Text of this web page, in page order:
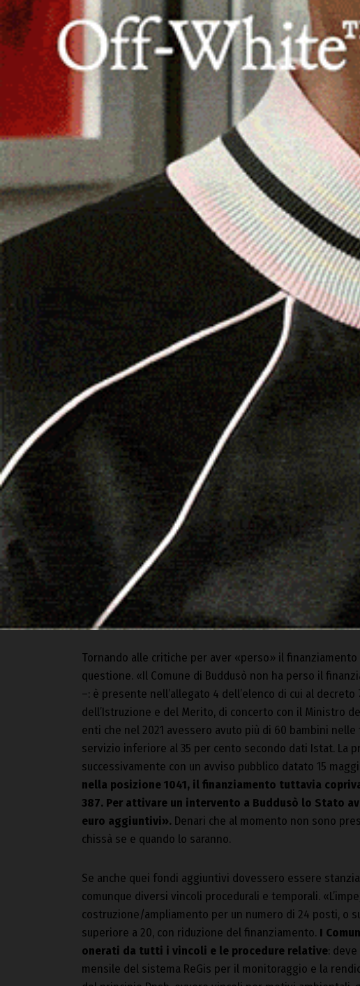
Il sindaco Massimo Satta replica alle accuse
BUDDUSÒ | 19 luglio 2024.«Saranno 387 i Comuni
Buddusò si è piazzato al 1041esimo posto in
all’attacco della minoranza
“Per Buddusò”
, che aveva
finanziamento che, a detta dei consiglieri di
così, dice Satta, che comunque assicura cheil Comune
questo servizio alla popolazione. «Il Comune di
volte in Consiglio comunale, nellarealizzazione di
cittadino –adeguando due aule della scuola materna
Tornando alle critiche per aver «perso» il
questione. «Il Comune di Buddusò non ha perso il
–: è presente nell’allegato 4 dell’elenco di cui al
dell’Istruzione e del Merito, di concerto con il Ministro
enti che nel 2021 avessero avuto più di 60 bambini
servizio inferiore al 35 per cento secondo dati Istat. La
successivamente con un avviso pubblico datato 15
nella posizione 1041, il finanziamento tuttavia
387. Per attivare un intervento a Buddusò lo Stato
euro aggiuntivi». Denari che al momento non sono
chissà se e quando lo saranno.
Se anche quei fondi aggiuntivi dovessero essere
comunque diversi vincoli procedurali e temporali.
costruzione/ampliamento per un numero di 24 posti, o
superiore a 20, con riduzione del finanziamento. I
onerati da tutti i vincoli e le procedure relative:
mensile del sistema ReGis per il monitoraggio e la